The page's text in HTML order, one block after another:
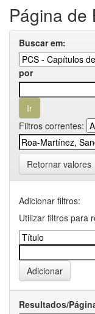
Página de
Buscar em:
por
Filtros correntes:
Retornar valores
Adicionar filtros:
Utilizar filtros para
Resultados/